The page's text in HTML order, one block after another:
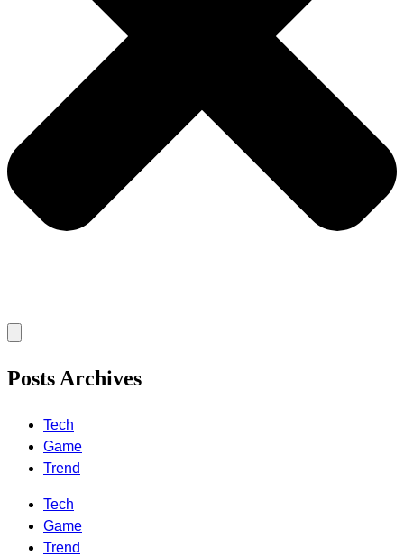
Posts Archives
Tech
Game
Trend
Tech
Game
Trend